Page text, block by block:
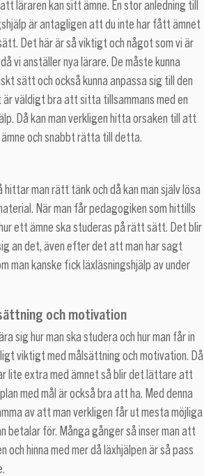
läraren kan sitt ämne. En stor anledning till
är antagligen att du inte har fått ämnet
Det här är så viktigt och något som vi är
vi anställer nya lärare. De måste kunna
sätt och också kunna anpassa sig till den
är väldigt bra att sitta tillsammans med en
Då kan man verkligen hitta orsaken till att
och snabbt rätta till detta.
man rätt tänk och då kan man själv lösa
När man får pedagogiken som hittills
ett ämne ska studeras på rätt sätt. Det blir
an det, även efter det att man har sagt
man kanske fick läxläsningshjälp av under
och motivation
sig hur man ska studera och hur man får in
viktigt med målsättning och motivation. Då
lite extra med ämnet så blir det lättare att
med mål är också bra att ha. Med denna
av att man verkligen får ut mesta möjliga
betalar för. Många gånger så inser man att
hinna med mer då läxhjälpen är så pass